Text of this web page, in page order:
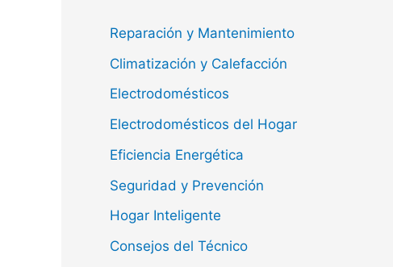
Reparación y Mantenimiento
Climatización y Calefacción
Electrodomésticos
Electrodomésticos del Hogar
Eficiencia Energética
Seguridad y Prevención
Hogar Inteligente
Consejos del Técnico